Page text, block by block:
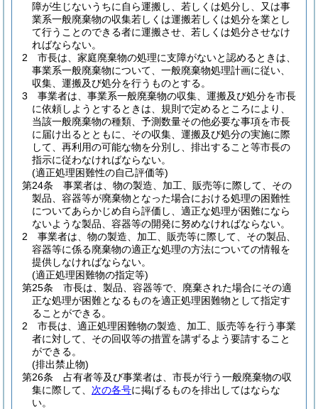
障が生じないうちに自ら運搬し、若しくは処分し、又は事
業系一般廃棄物の収集若しくは運搬若しくは処分を業とし
て行うことのできる者に運搬させ、若しくは処分させなけ
ればならない。
2
市長は、家庭廃棄物の処理に支障がないと認めるときは、
事業系一般廃棄物について、一般廃棄物処理計画に従い、
収集、運搬及び処分を行うものとする。
3
事業者は、事業系一般廃棄物の収集、運搬及び処分を市長
に依頼しようとするときは、規則で定めるところにより、
当該一般廃棄物の種類、予測数量その他必要な事項を市長
に届け出るとともに、その収集、運搬及び処分の実施に際
して、再利用の可能な物を分別し、排出すること等市長の
指示に従わなければならない。
(適正処理困難性の自己評価等)
第24条
事業者は、物の製造、加工、販売等に際して、その
製品、容器等が廃棄物となった場合における処理の困難性
についてあらかじめ自ら評価し、適正な処理が困難になら
ないような製品、容器等の開発に努めなければならない。
2
事業者は、物の製造、加工、販売等に際して、その製品、
容器等に係る廃棄物の適正な処理の方法についての情報を
提供しなければならない。
(適正処理困難物の指定等)
第25条
市長は、製品、容器等で、廃棄された場合にその適
正な処理が困難となるものを適正処理困難物として指定す
ることができる。
2
市長は、適正処理困難物の製造、加工、販売等を行う事業
者に対して、その回収等の措置を講ずるよう要請すること
ができる。
(排出禁止物)
第26条
占有者等及び事業者は、市長が行う一般廃棄物の収
集に際して、 次の各号に掲げるものを排出してはならな
い。